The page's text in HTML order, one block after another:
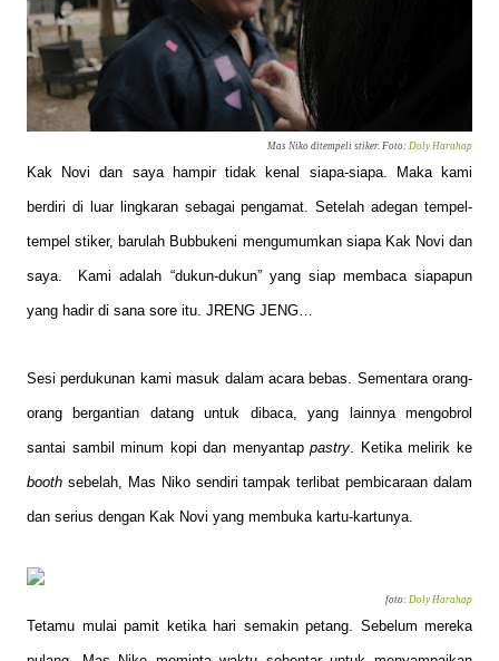
Mas Niko ditempeli stiker. Foto: Doly Harahap
Kak Novi dan saya hampir tidak kenal siapa-siapa. Maka kami
berdiri di luar lingkaran sebagai pengamat. Setelah adegan tempel-
tempel stiker, barulah Bubbukeni mengumumkan siapa Kak Novi dan
saya. Kami adalah “dukun-dukun” yang siap membaca siapapun
yang hadir di sana sore itu. JRENG JENG…
Sesi perdukunan kami masuk dalam acara bebas. Sementara orang-
orang bergantian datang untuk dibaca, yang lainnya mengobrol
santai sambil minum kopi dan menyantappastry. Ketika melirik ke
booth sebelah, Mas Niko sendiri tampak terlibat pembicaraan dalam
dan serius dengan Kak Novi yang membuka kartu-kartunya.
foto: Doly Harahap
Tetamu mulai pamit ketika hari semakin petang. Sebelum mereka